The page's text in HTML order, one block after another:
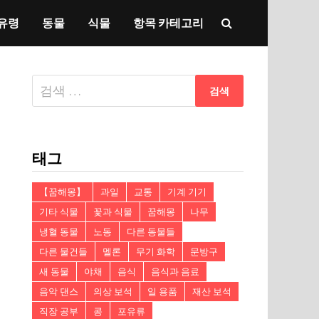
령 동물 식물 항목 카테고리
다
음
태그
【꿈해몽】 과일 교통
기계 기기
기타 식물
꽃과 식물 꿈해몽
나무
냉혈 동물
노동
다른 동물들
다른 물건들
멜론 무기 화학
문방구
새 동물
야채 음식
음식과 음료
음악 댄스
의상 보석 일 용품
재산 보석
직장 공부
콩 포유류